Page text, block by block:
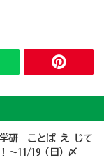
学研 ことば え じて
〜11/19（日）〆